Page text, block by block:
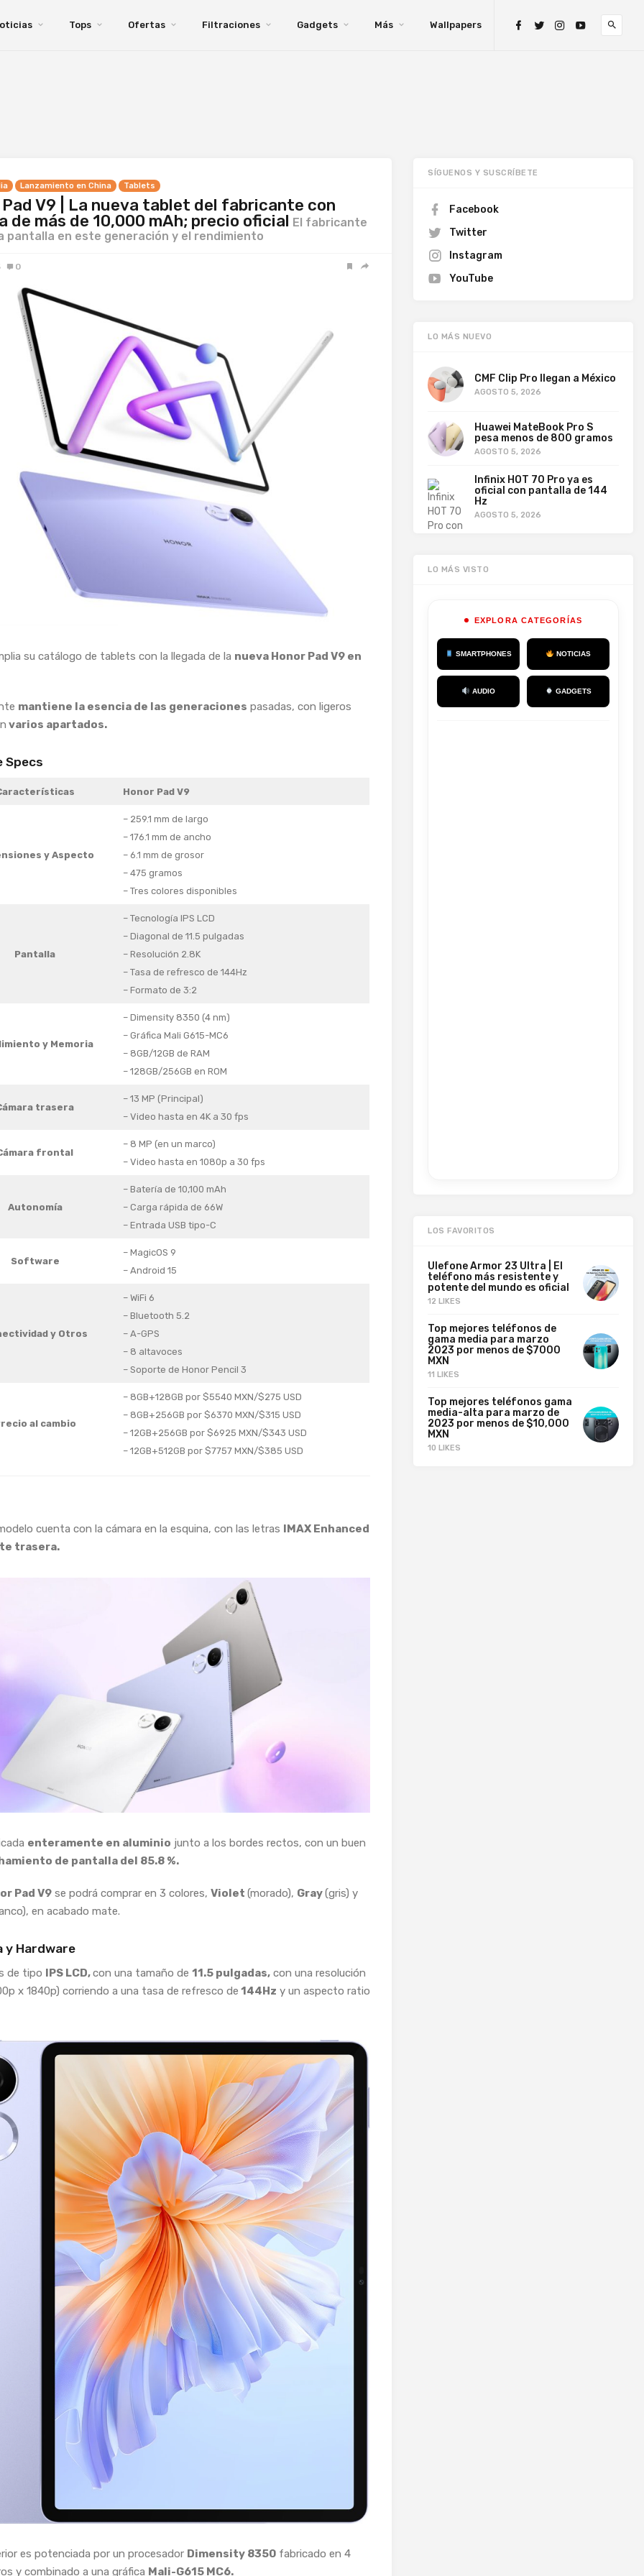
Tops Ofertas Filtraciones Gadgets Más Wallpapers
Lanzamiento en China Tablets
V9 | La nueva tablet del fabricante con
de más de 10,000 mAh; precio oficial El fabricante
pantalla en este generación y el rendimiento
0
su catálogo de tablets con la llegada de la nueva Honor Pad V9 en
mantiene la esencia de las generaciones pasadas, con ligeros
varios apartados.
Specs
Honor Pad V9
y Aspecto
– 259.1 mm de largo
– 176.1 mm de ancho
– 6.1 mm de grosor
– 475 gramos
– Tres colores disponibles
Pantalla
– Tecnología IPS LCD
– Diagonal de 11.5 pulgadas
– Resolución 2.8K
– Tasa de refresco de 144Hz
– Formato de 3:2
y Memoria
– Dimensity 8350 (4 nm)
– Gráfica Mali G615-MC6
– 8GB/12GB de RAM
– 128GB/256GB en ROM
trasera
– 13 MP (Principal)
– Video hasta en 4K a 30 fps
frontal
– 8 MP (en un marco)
– Video hasta en 1080p a 30 fps
Autonomía
– Batería de 10,100 mAh
– Carga rápida de 66W
– Entrada USB tipo-C
Software
– MagicOS 9
– Android 15
y Otros
– WiFi 6
– Bluetooth 5.2
– A-GPS
– 8 altavoces
– Soporte de Honor Pencil 3
al cambio
– 8GB+128GB por $5540 MXN/$275 USD
– 8GB+256GB por $6370 MXN/$315 USD
– 12GB+256GB por $6925 MXN/$343 USD
– 12GB+512GB por $7757 MXN/$385 USD
cuenta con la cámara en la esquina, con las letras IMAX Enhanced
trasera.
enteramente en aluminio junto a los bordes rectos, con un buen
de pantalla del 85.8 %.
Pad V9 se podrá comprar en 3 colores, Violet (morado), Gray(gris) y
en acabado mate.
y Hardware
de tipo IPS LCD,con una tamaño de 11.5 pulgadas, con una resolución
x 1840p) corriendo a una tasa de refresco de 144Hz y un aspecto ratio
es potenciada por un procesador Dimensity 8350 fabricado en 4
y combinado a una gráfica Mali-G615 MC6.
SÍGUENOS Y SUSCRÍBETE
Facebook
Twitter
Instagram
YouTube
LO MÁS NUEVO
CMF Clip Pro llegan a México
AGOSTO 5, 2026
Huawei MateBook Pro S
pesa menos de 800 gramos
AGOSTO 5, 2026
Infinix HOT 70 Pro ya es
oficial con pantalla de 144
Hz
AGOSTO 5, 2026
LO MÁS VISTO
EXPLORA CATEGORÍAS
SMARTPHONES NOTICIAS
AUDIO GADGETS
LOS FAVORITOS
Ulefone Armor 23 Ultra | El
teléfono más resistente y
potente del mundo es oficial
12 LIKES
Top mejores teléfonos de
gama media para marzo
2023 por menos de $7000
MXN
11 LIKES
Top mejores teléfonos gama
media-alta para marzo de
2023 por menos de $10,000
MXN
10 LIKES